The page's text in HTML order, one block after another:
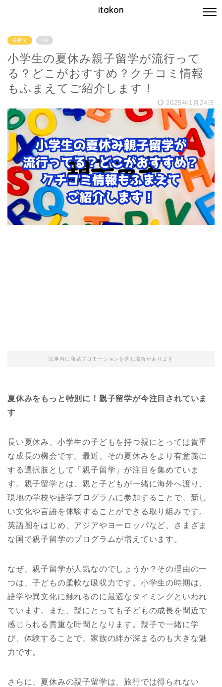
itakon
子育て PR
小学生の夏休み親子留学が流行って
る？どこがおすすめ？クチコミ情報
もふまえてご紹介します！
2025年1月24日
記事内に商品プロモーションを含む場合があります
夏休みをもっと特別に！親子留学が今注目されていま
す
長い夏休み、小学生の子どもを持つ親にとっては貴重
な成長の機会です。最近、その夏休みをより有意義に
する選択肢として「親子留学」が注目を集めていま
す。親子留学とは、親と子どもが一緒に海外へ渡り、
現地の学校や語学プログラムに参加することで、新し
い文化や言語を体験することができる取り組みです。
英語圏をはじめ、アジアやヨーロッパなど、さまざま
な国で親子留学のプログラムが増えています。
なぜ、親子留学が人気なのでしょうか？その理由の一
つは、子どもの柔軟な吸収力です。小学生の時期は、
語学や異文化に触れるのに最適なタイミングといわれ
ています。また、親にとっても子どもの成長を間近で
感じられる貴重な時間となります。親子で一緒に学
び、体験することで、家族の絆が深まるのも大きな魅
力です。
さらに、夏休みの親子留学は、旅行では得られない